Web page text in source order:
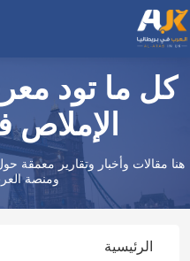
ابحث
كل ما تود
الإملاص
هنا مقالات وأخبار وتقارير معمقة
ومنصة
الرئيسية